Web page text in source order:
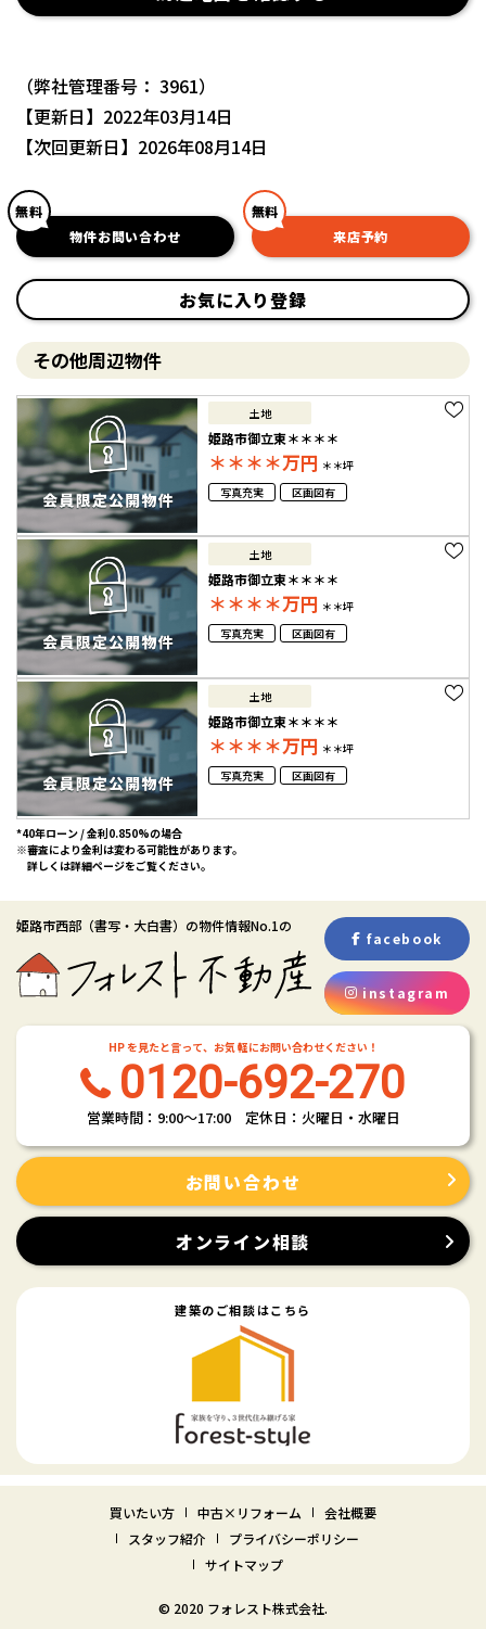
（弊社管理番号： 3961）
【更新日】2022年03月14日
【次回更新日】2026年08月14日
無料
物件お問い合わせ
無料
来店予約
お気に入り登録
その他周辺物件
土地
姫路市御立東＊＊＊＊
＊＊＊＊万円 ＊＊坪
写真充実
区画図有
土地
姫路市御立東＊＊＊＊
＊＊＊＊万円 ＊＊坪
写真充実
区画図有
土地
姫路市御立東＊＊＊＊
＊＊＊＊万円 ＊＊坪
写真充実
区画図有
*40年ローン / 金利0.850%の場合
※審査により金利は変わる可能性があります。
詳しくは詳細ページをご覧ください。
姫路市西部 （書写・大白書） の物件情報No.1の
facebook
instagram
HP を見たと言って、お気 軽にお問い合わせください！
0120-692-270
営業時間：9:00〜17:00 定休日：火曜日・水曜日
お問い合わせ
オンライン相談
建築のご相談はこちら
買いたい方 中古×リフォーム
会社概要
スタッフ紹介
プライバシーポリシー
サイトマップ
© 2020 フォレスト株式会社.